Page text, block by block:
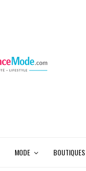
MODE BOUTIQUES